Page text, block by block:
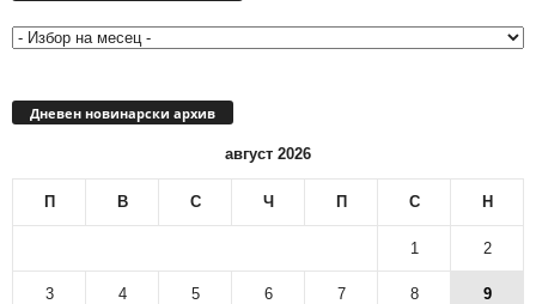
Дневен новинарски архив
август 2026
П В С Ч П С Н
1 2
3 4 5 6 7 8 9